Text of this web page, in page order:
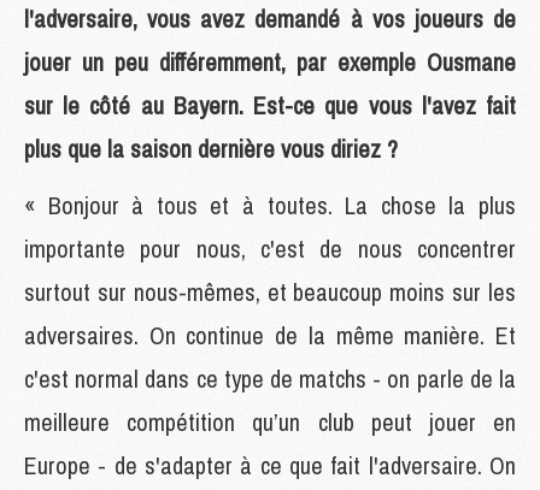
l'adversaire, vous avez demandé à vos joueurs de
jouer un peu différemment, par exemple Ousmane
sur le côté au Bayern. Est-ce que vous l'avez fait
plus que la saison dernière vous diriez ?
« Bonjour à tous et à toutes. La chose la plus
importante pour nous, c'est de nous concentrer
surtout sur nous-mêmes, et beaucoup moins sur les
adversaires. On continue de la même manière. Et
c'est normal dans ce type de matchs - on parle de la
meilleure compétition qu’un club peut jouer en
Europe - de s'adapter à ce que fait l'adversaire. On